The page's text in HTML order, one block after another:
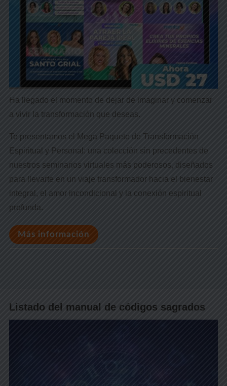
Ha llegado el momento de dejar de imaginar y comenzar
a vivir la transformación que deseas.
Te presentamos el Mega Paquete de Transformación
Espiritual y Personal: una colección sin precedentes de
nuestros seminarios virtuales más poderosos, diseñados
para llevarte en un viaje transformador hacia el bienestar
integral, el amor incondicional y la conexión espiritual
profunda.
Más información
Listado del manual de códigos sagrados